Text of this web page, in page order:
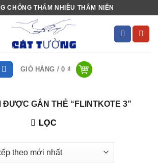
CHỐNG THẤM NHIỀU THÂM NIÊN
GIỎ HÀNG /0 ₫
ĐƯỢC GẮN THẺ “FLINTKOTE 3”
LỌC